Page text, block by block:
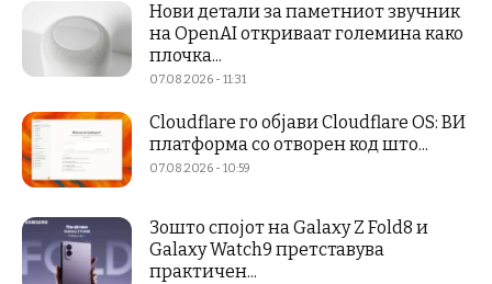
Нови детали за паметниот звучник
на OpenAI откриваат големина како
плочка...
07.08.2026 - 11:31
Cloudflare го објави Cloudflare OS: ВИ
платформа со отворен код што...
07.08.2026 - 10:59
Зошто спојот на Galaxy Z Fold8 и
Galaxy Watch9 претставува
практичен...